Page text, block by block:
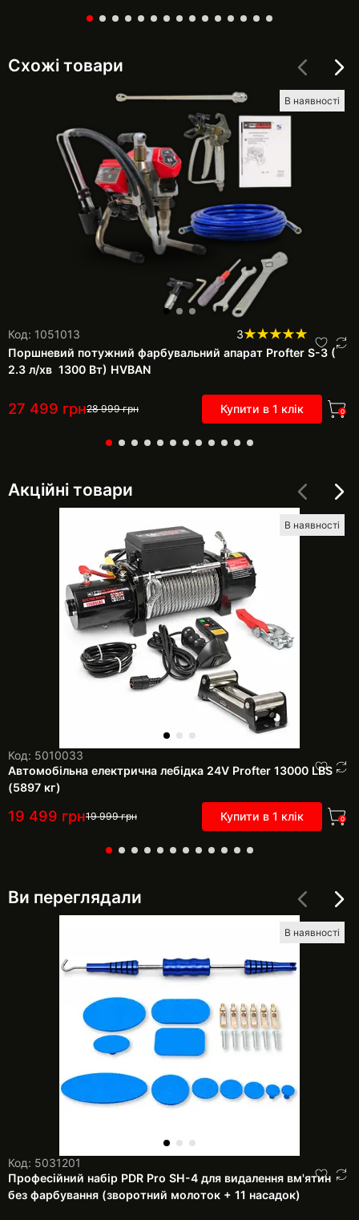
Схожі товари
В наявності
Код: 1051013
3
Поршневий потужний фарбувальний апарат Profter S-3 (
2.3 л/хв 1300 Вт) HVBAN
27 499 грн28 999грн Купити в 1 клік 0
Акційні товари
В наявності
Код: 5010033
Автомобільна електрична лебідка 24V Profter 13000 LBS
(5897 кг)
19 499 грн19 999грн Купити в 1 клік 0
Ви переглядали
В наявності
Код: 5031201
Професійний набір PDR Pro SH-4 для видалення вм'ятин
без фарбування (зворотний молоток + 11 насадок)